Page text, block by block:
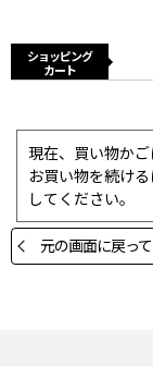
ショッピング
カート
現在、買い物かご
お買い物を続け
してください。
元の画面に戻っ